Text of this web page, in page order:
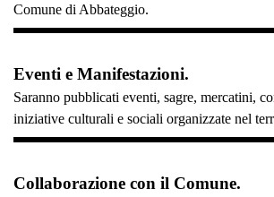
Comune di Abbateggio.
Eventi e Manifestazioni.
Saranno pubblicati eventi, sagre, mercatini,
iniziative culturali e sociali organizzate nel
Collaborazione con il Comune.